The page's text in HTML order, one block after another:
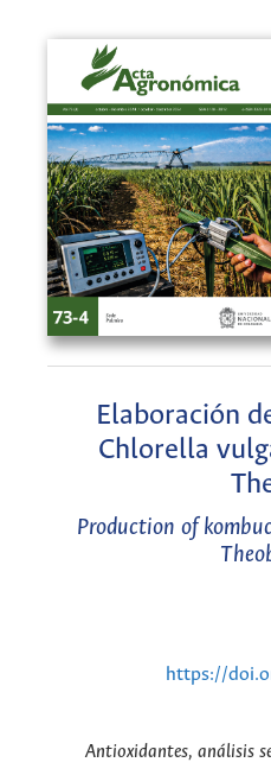
Elaboración
Chlorella
Production of
https://
Antioxidantes, análisis